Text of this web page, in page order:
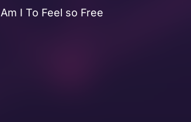
I To Feel so Free